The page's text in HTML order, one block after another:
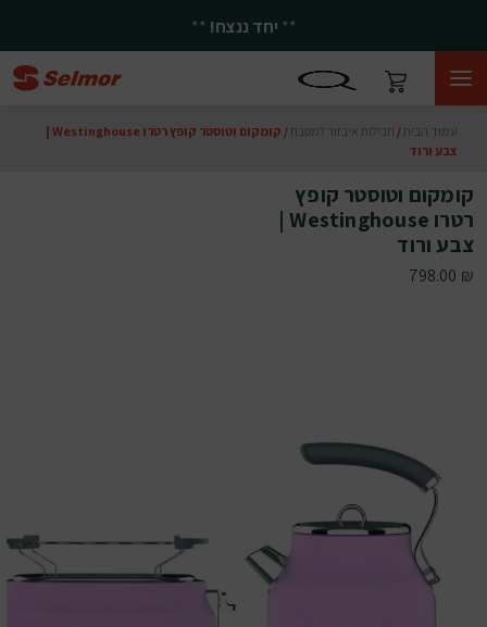
** יחד ננצח! **
עמוד הבית / חבילות איבזור למטבח
/ קומקום וטוסטר קופץ רטרו Westinghouse |
צבע ורוד
קומקום וטוסטר קופץ
רטרו Westinghouse |
צבע ורוד
798.00 ₪